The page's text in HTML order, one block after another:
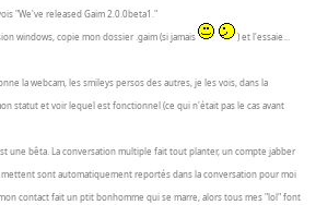
"We've released Gaim 2.0.0beta1."
windows, copie mon dossier .gaim (si jamais
) et l'essaie...
la webcam, les smileys persos des autres, je les vois, dans la
statut et voir lequel est fonctionnel (ce qui n'était pas le cas avant
une bêta. La conversation multiple fait tout planter, un compte jabber
sont automatiquement reportés dans la conversation pour moi
contact fait un ptit bonhomme qui se marre, alors tous mes "lol" font